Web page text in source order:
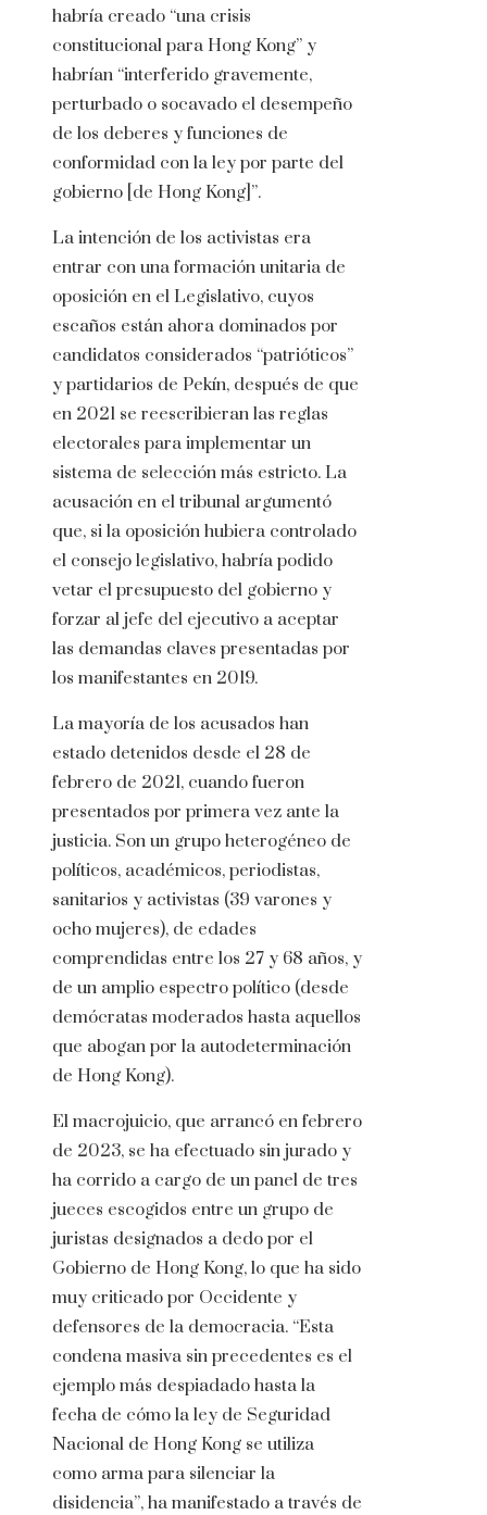
habría creado “una crisis
constitucional para Hong Kong” y
habrían “interferido gravemente,
perturbado o socavado el desempeño
de los deberes y funciones de
conformidad con la ley por parte del
gobierno [de Hong Kong]”.
La intención de los activistas era
entrar con una formación unitaria de
oposición en el Legislativo, cuyos
escaños están ahora dominados por
candidatos considerados “patrióticos”
y partidarios de Pekín, después de que
en 2021 se reescribieran las reglas
electorales para implementar un
sistema de selección más estricto. La
acusación en el tribunal argumentó
que, si la oposición hubiera controlado
el consejo legislativo, habría podido
vetar el presupuesto del gobierno y
forzar al jefe del ejecutivo a aceptar
las demandas claves presentadas por
los manifestantes en 2019.
La mayoría de los acusados han
estado detenidos desde el 28 de
febrero de 2021, cuando fueron
presentados por primera vez ante la
justicia. Son un grupo heterogéneo de
políticos, académicos, periodistas,
sanitarios y activistas (39 varones y
ocho mujeres), de edades
comprendidas entre los 27 y 68 años, y
de un amplio espectro político (desde
demócratas moderados hasta aquellos
que abogan por la autodeterminación
de Hong Kong).
El macrojuicio, que arrancó en febrero
de 2023, se ha efectuado sin jurado y
ha corrido a cargo de un panel de tres
jueces escogidos entre un grupo de
juristas designados a dedo por el
Gobierno de Hong Kong, lo que ha sido
muy criticado por Occidente y
defensores de la democracia. “Esta
condena masiva sin precedentes es el
ejemplo más despiadado hasta la
fecha de cómo la ley de Seguridad
Nacional de Hong Kong se utiliza
como arma para silenciar la
disidencia”, ha manifestado a través de